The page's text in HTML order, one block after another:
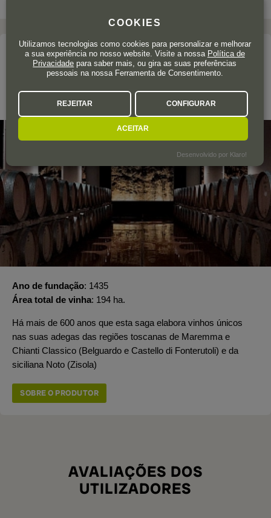
O produtor
MAZZEI
Toscana
Ano de fundação 1435
Área total de vinha 194 ha.
Há mais de 600 anos que esta saga elabora vinhos únicos
nas suas adegas das regiões toscanas de Maremma e
Chianti Classico (Belguardo e Castello di Fonterutoli) e da
siciliana Noto (Zisola)
SOBRE O PRODUTOR
AVALIAÇÕES DOS
UTILIZADORES
COOKIES
Utilizamos tecnologias como cookies para personalizar e melhorar
a sua experiência no nosso website. Visite a nossa Política de
Privacidade para saber mais, ou gira as suas preferências
pessoais na nossa Ferramenta de Consentimento.
REJEITAR CONFIGURAR
ACEITAR
Desenvolvido por Klaro!